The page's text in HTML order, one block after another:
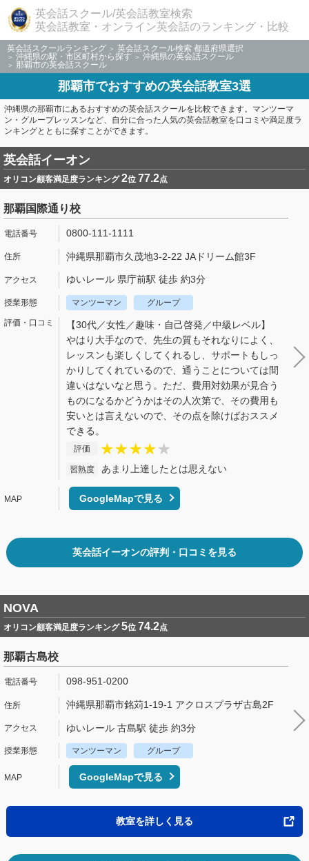
英会話スクール/英会話教室検索
英会話教室・オンライン英会話のランキング・比較
英会話スクールランキング
英会話スクール検索 都道府県選択
沖縄県の駅・市区町村から探す
沖縄県の英会話スクール
那覇市の英会話スクール
那覇市でおすすめの英会話教室3選
沖縄県の那覇市にあるおすすめの英会話スクールを比較できます。マンツーマ
ン・グループレッスンなど、自分に合った人気の英会話教室を口コミや満足度ラ
ンキングとともに探すことができます。
英会話イーオン
オリコン顧客満足度ランキング2位 77.2点
那覇国際通り校
0800-111-1111
沖縄県那覇市久茂地3-2-22 JAドリーム館3F
ゆいレール 県庁前駅 徒歩 約3分
マンツーマン グループ
【30代／女性／趣味・自己啓発／中級レベル】
やはり大手なので、先生の質もそれなりによく、
レッスンも楽しくしてくれるし、サポートもしっ
かりしてくれているので、通うことについては間
違いはないなと思う。ただ、費用対効果が見合う
ものになるかどうかはその人次第で、その費用も
安いとは言えないので、その点を除けばおススメ
できる。
評価
習熟度 あまり上達したとは思えない
GoogleMapで見る
英会話イーオンの評判・口コミを見る
NOVA
オリコン顧客満足度ランキング5位 74.2点
那覇古島校
098-951-0200
沖縄県那覇市銘苅1-19-1 アクロスプラザ古島2F
ゆいレール 古島駅 徒歩 約3分
マンツーマン グループ
GoogleMapで見る
教室を詳しく見る